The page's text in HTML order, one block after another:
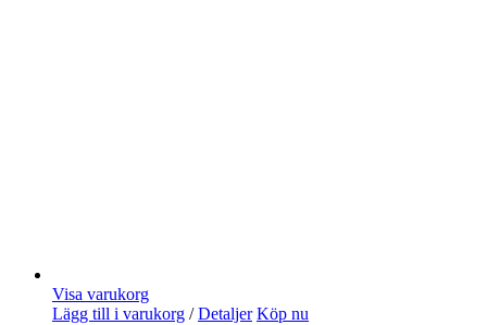
Visa varukorg
Lägg till i varukorg / Detaljer Köp nu